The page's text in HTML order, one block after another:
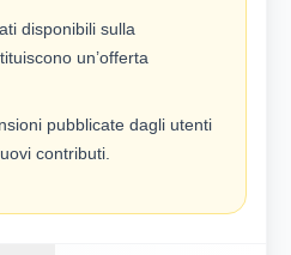
disponibili sulla
un’offerta
pubblicate dagli utenti
contributi.